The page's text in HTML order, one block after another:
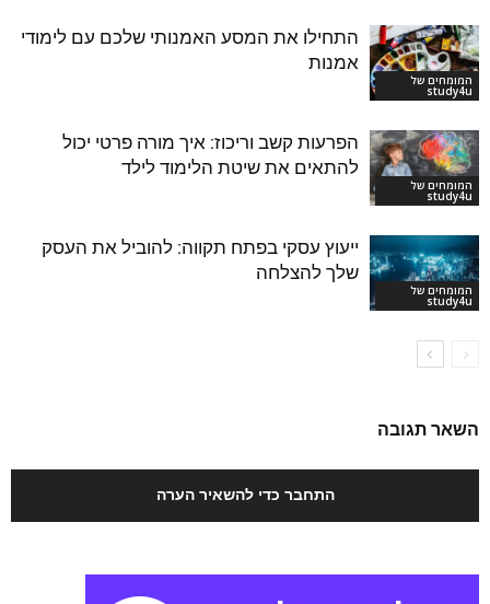
המומחים של
study4u
התחילו את המסע האמנותי שלכם עם לימודי
אמנות
המומחים של
study4u
הפרעות קשב וריכוז: איך מורה פרטי יכול
להתאים את שיטת הלימוד לילד
המומחים של
study4u
ייעוץ עסקי בפתח תקווה: להוביל את העסק
שלך להצלחה
השאר תגובה
התחבר כדי להשאיר הערה